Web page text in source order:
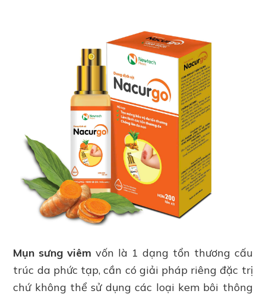
Mụn sưng viêm vốn là 1 dạng tổn thương cấu
trúc da phức tạp, cần có giải pháp riêng đặc trị
chứ không thể sử dụng các loại kem bôi thông